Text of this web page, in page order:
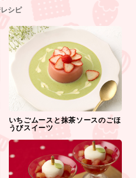
シピ
いちごムースと抹茶ソースのごほ
うびスイーツ